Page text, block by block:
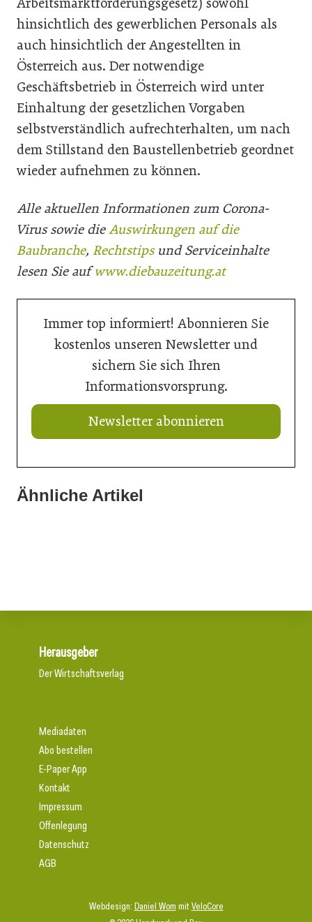
hinsichtlich des gewerblichen Personals als
auch hinsichtlich der Angestellten in
Österreich aus. Der notwendige
Geschäftsbetrieb in Österreich wird unter
Einhaltung der gesetzlichen Vorgaben
selbstverständlich aufrechterhalten, um nach
dem Stillstand den Baustellenbetrieb geordnet
wieder aufnehmen zu können.
Alle aktuellen Informationen zum Corona-
Virus sowie dieAuswirkungen auf die
Baubranche, Rechtstipsund Serviceinhalte
lesen Sie aufwww.diebauzeitung.at
Immer top informiert! Abonnieren Sie
kostenlos unseren Newsletter und
sichern Sie sich Ihren
Informationsvorsprung.
Newsletter abonnieren
Ähnliche Artikel
20. Juli 2026
Herausgeber
Der Wirtschaftsverlag
Webdesign: Daniel Wom mitVeloCore
Mediadaten
Abo bestellen
E-Paper App
Kontakt
Impressum
Offenlegung
Datenschutz
AGB